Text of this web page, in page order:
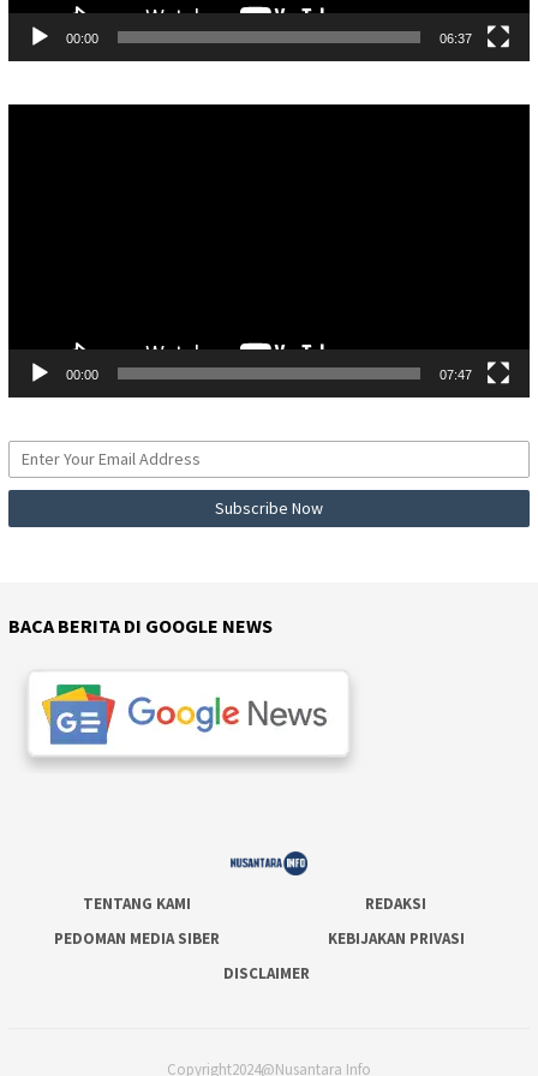
00:00 06:37
00:00 07:47
BACA BERITA DI GOOGLE NEWS
TENTANG KAMI
REDAKSI
PEDOMAN MEDIA SIBER
KEBIJAKAN PRIVASI
DISCLAIMER
Copyright2024@Nusantara Info